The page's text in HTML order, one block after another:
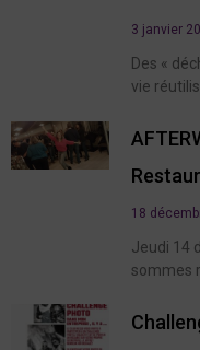
3 janvier
Des «
vie
18
Jeudi 14
sommes